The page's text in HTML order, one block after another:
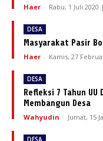
Haer - Rabu, 1 Juli 2020
DESA
Masyarakat Pasir
Haer - Kamis, 27
DESA
Refleksi 7 Tahun
Membangun Desa
Wahyudin - Jumat, 15
DESA